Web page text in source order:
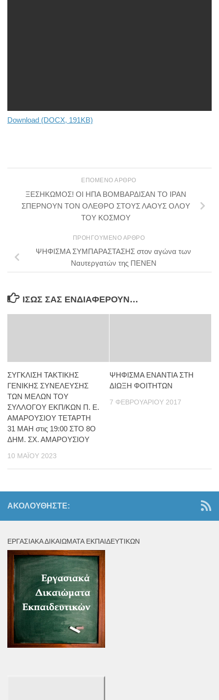
Download (DOCX, 191KB)
ΕΠΌΜΕΝΟ ΆΡΘΡΟ
ΞΕΣΗΚΩΜΟΣ! ΟΙ ΗΠΑ ΒΟΜΒΑΡΔΙΣΑΝ ΤΟ ΙΡΑΝ
ΣΠΕΡΝΟΥΝ ΤΟΝ ΟΛΕΘΡΟ ΣΤΟΥΣ ΛΑΟΥΣ ΟΛΟΥ
ΤΟΥ ΚΟΣΜΟΥ
ΠΡΟΗΓΟΎΜΕΝΟ ΆΡΘΡΟ
ΨΗΦΙΣΜΑ ΣΥΜΠΑΡΑΣΤΑΣΗΣ στον αγώνα των
Ναυτεργατών της ΠΕΝΕΝ
ΊΣΩΣ ΣΑΣ ΕΝΔΙΑΦΈΡΟΥΝ…
ΣΥΓΚΛΙΣΗ ΤΑΚΤΙΚΗΣ
ΓΕΝΙΚΗΣ ΣΥΝΕΛΕΥΣΗΣ
ΤΩΝ ΜΕΛΩΝ ΤΟΥ
ΣΥΛΛΟΓΟΥ ΕΚΠ/ΚΩΝ Π. Ε.
ΑΜΑΡΟΥΣΙΟΥ ΤΕΤΑΡΤΗ
31 ΜΑΗ στις 19:00 ΣΤΟ 8Ο
ΔΗΜ. ΣΧ. ΑΜΑΡΟΥΣΙΟΥ
10 ΜΑΪ́ΟΥ 2023
ΨΗΦΙΣΜΑ ΕΝΑΝΤΙΑ ΣΤΗ
ΔΙΩΞΗ ΦΟΙΤΗΤΩΝ
7 ΦΕΒΡΟΥΑΡΊΟΥ 2017
ΑΚΟΛΟΥΘΉΣΤΕ:
ΕΡΓΑΣΙΑΚΆ ΔΙΚΑΙΏΜΑΤΑ ΕΚΠΑΙΔΕΥΤΙΚΏΝ